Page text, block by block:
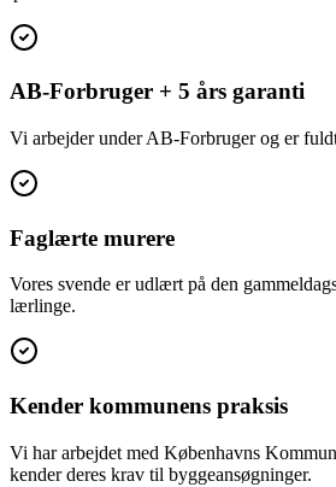
AB-Forbruger + 5 års garanti
Vi arbejder under AB-Forbruger og er
Faglærte murere
Vores svende er udlært på den
lærlinge.
Kender kommunens praksis
Vi har arbejdet med Københavns
kender deres krav til byggeansøgninger.